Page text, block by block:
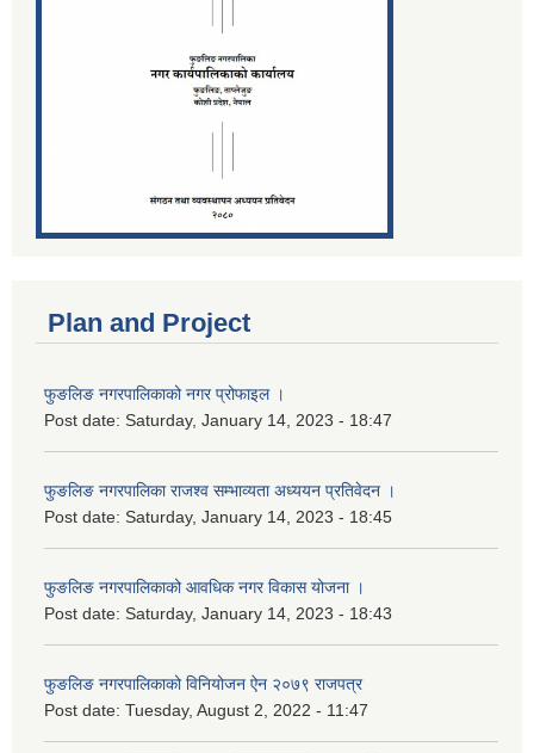
Plan and Project
फुङलिङ नगरपालिकाको नगर प्रोफाइल ।
Post date: Saturday, January 14, 2023 - 18:47
फुङलिङ नगरपालिका राजश्व सम्भाव्यता अध्ययन प्रतिवेदन ।
Post date: Saturday, January 14, 2023 - 18:45
फुङलिङ नगरपालिकाको आवधिक नगर विकास योजना ।
Post date: Saturday, January 14, 2023 - 18:43
फुङलिङ नगरपालिकाको विनियोजन ऐन २०७९ राजपत्र
Post date: Tuesday, August 2, 2022 - 11:47